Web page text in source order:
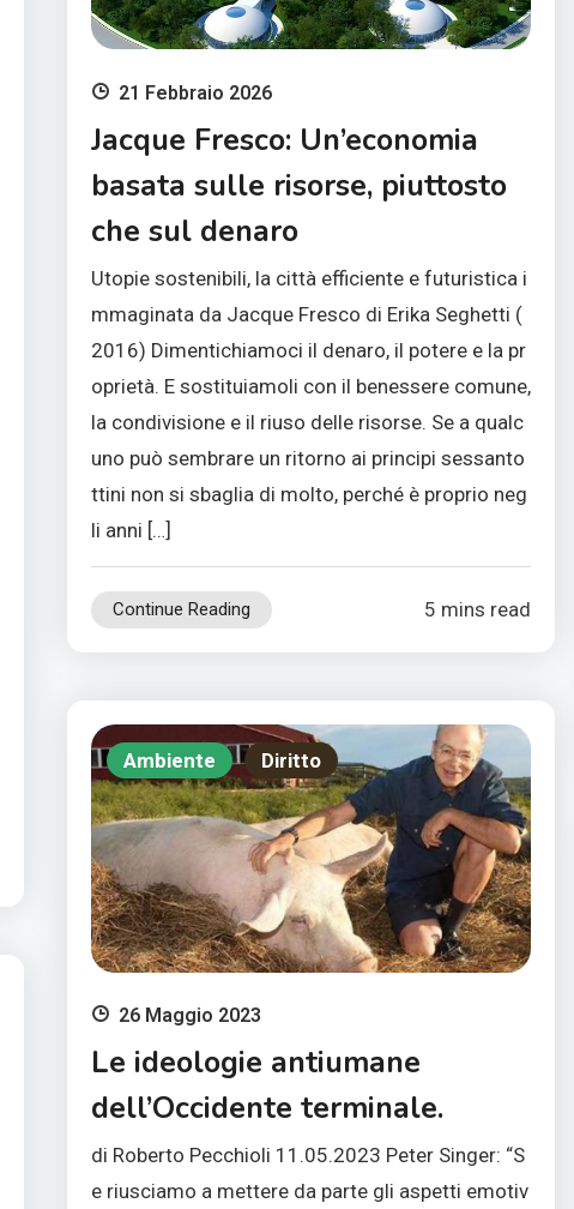
21 Febbraio 2026
Jacque Fresco: Un’economia
basata sulle risorse, piuttosto
che sul denaro
Utopie sostenibili, la città efficiente e futuristica i
mmaginata da Jacque Fresco di Erika Seghetti (
2016) Dimentichiamoci il denaro, il potere e la pr
oprietà. E sostituiamoli con il benessere comune,
la condivisione e il riuso delle risorse. Se a qualc
uno può sembrare un ritorno ai principi sessanto
ttini non si sbaglia di molto, perché è proprio neg
li anni […]
Continue Reading 5 mins read
Ambiente
Diritto
26 Maggio 2023
Le ideologie antiumane
dell’Occidente terminale.
di Roberto Pecchioli 11.05.2023 Peter Singer: “S
e riusciamo a mettere da parte gli aspetti emotiv